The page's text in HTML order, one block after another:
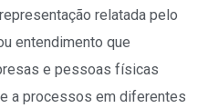
relatada pelo
entendimento que
e pessoas físicas
a processos em diferentes